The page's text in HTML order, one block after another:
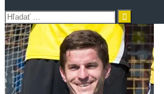
Hľadať: